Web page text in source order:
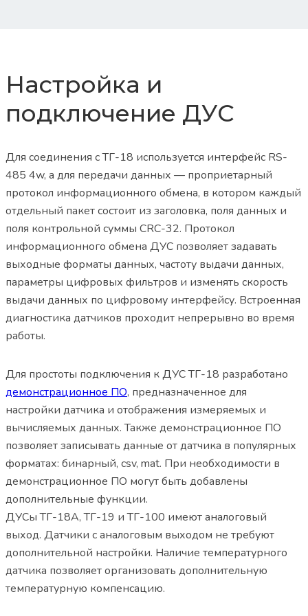
Настройка и
подключение ДУС
Для соединения с ТГ-18 используется интерфейс RS-
485 4w, а для передачи данных — проприетарный
протокол информационного обмена, в котором каждый
отдельный пакет состоит из заголовка, поля данных и
поля контрольной суммы CRC-32. Протокол
информационного обмена ДУС позволяет задавать
выходные форматы данных, частоту выдачи данных,
параметры цифровых фильтров и изменять скорость
выдачи данных по цифровому интерфейсу. Встроенная
диагностика датчиков проходит непрерывно во время
работы.
Для простоты подключения к ДУС ТГ-18 разработано
демонстрационное ПО, предназначенное для
настройки датчика и отображения измеряемых и
вычисляемых данных. Также демонстрационное ПО
позволяет записывать данные от датчика в популярных
форматах: бинарный, csv, mat. При необходимости в
демонстрационное ПО могут быть добавлены
дополнительные функции.
ДУСы ТГ-18А, ТГ-19 и ТГ-100 имеют аналоговый
выход. Датчики с аналоговым выходом не требуют
дополнительной настройки. Наличие температурного
датчика позволяет организовать дополнительную
температурную компенсацию.